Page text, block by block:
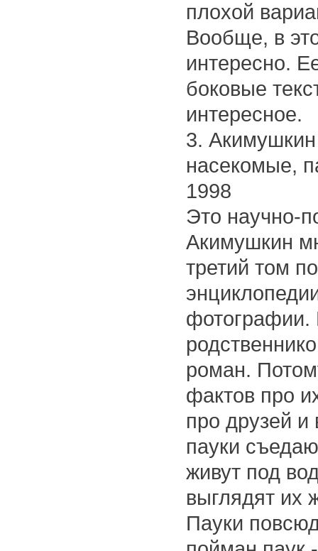
плохой
Вообще, в
интересно.
боковые
интересное.
3.
насекомые,
1998
Это научно-
Акимушкин
третий том
фотографии.
роман.
фактов про
про друзей
пауки
живут под
выглядят их
Пауки